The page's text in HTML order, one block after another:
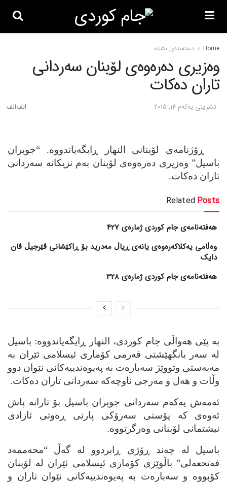
Home دسته‌بندی نشده
وه‌زیری ده‌ره‌وه‌ی لۆبنان سه‌ردانی
تاران ده‌کات
تشرینی یه‌كه‌م 14, 2015
ڕۆژنامه‌ی لۆبنانی النهار ڕایگه‌یاندووه‌. “جوبران
باسیل” وه‌زیری ده‌ره‌وه‌ی لۆبنان به‌م نزیکانه‌ سه‌ردانی
تاران ده‌کات.
Related Posts
هەفتەنامەی جام کوردی ژمارەی 427
وەڵامی یەکلاکەرەوەی یانەی ڕیاڵ مەدرید بۆ ڕاکێشانی ڤێرجیڵ ڤان
دایک
هەفتەنامەی جام کوردی ژمارەی 328
به‌ پێی هه‌واڵی جام کوردی، النهار ڕایگه‌یاندووه‌: باسیل
له‌ سه‌ر بانگهێشتی فه‌رمی کۆماری ئیسلامی ئێران به‌
مه‌به‌ستی وتووێژ سه‌باره‌ت به‌ په‌یوه‌ندییه‌کانی نێوان دوو
وڵات و هه‌ل و مه‌رجی ناوچه‌که‌ سه‌ردانی تاران ده‌کات.
ئه‌مه‌ش یه‌که‌م سه‌ردانی جوبران باسیل بۆ تارانه‌ پاش
ئه‌وه‌ی که‌ پۆستی سه‌رۆکی پارتی ڕه‌وتی ئازادی
نیشتمانی لۆبنانی وه‌رگرتووه‌.
باسیل له‌ چه‌ند ڕۆژی ڕابردوو له‌ گه‌ڵ “محه‌ممه‌د
فه‌تحعه‌لی” باڵوێزی کۆماری ئیسلامی ئێران له‌ لۆبنان
کۆبووه‌ و سه‌باره‌ت به‌ په‌یوه‌ندییه‌کانی نێوان تاران و